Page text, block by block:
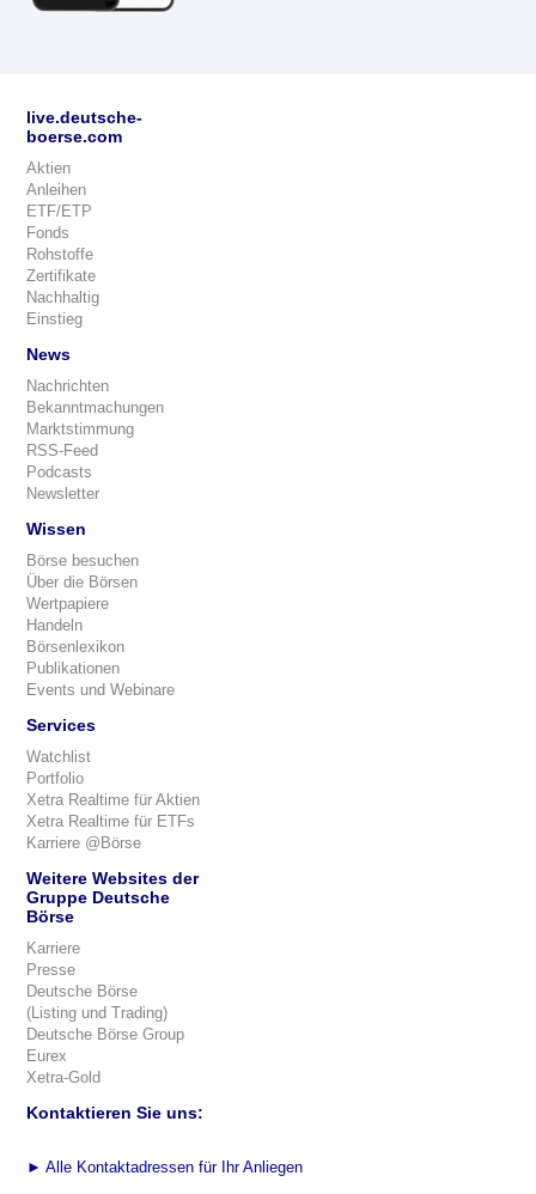
live.deutsche-
boerse.com
Aktien
Anleihen
ETF/ETP
Fonds
Rohstoffe
Zertifikate
Nachhaltig
Einstieg
News
Nachrichten
Bekanntmachungen
Marktstimmung
RSS-Feed
Podcasts
Newsletter
Wissen
Börse besuchen
Über die Börsen
Wertpapiere
Handeln
Börsenlexikon
Publikationen
Events und Webinare
Services
Watchlist
Portfolio
Xetra Realtime für Aktien
Xetra Realtime für ETFs
Karriere @Börse
Weitere Websites der
Gruppe Deutsche
Börse
Karriere
Presse
Deutsche Börse
(Listing und Trading)
Deutsche Börse Group
Eurex
Xetra-Gold
Kontaktieren Sie uns:
► Alle Kontaktadressen für Ihr Anliegen